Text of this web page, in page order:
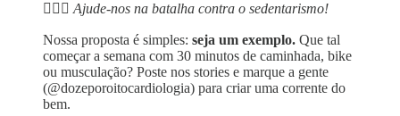
🏃🏽‍♂️ Ajude-nos na batalha contra o sedentarismo!
Nossa proposta é simples: seja um exemplo. Que tal
começar a semana com 30 minutos de caminhada, bike
ou musculação? Poste nos stories e marque a gente
(@dozeporoitocardiologia) para criar uma corrente do
bem.